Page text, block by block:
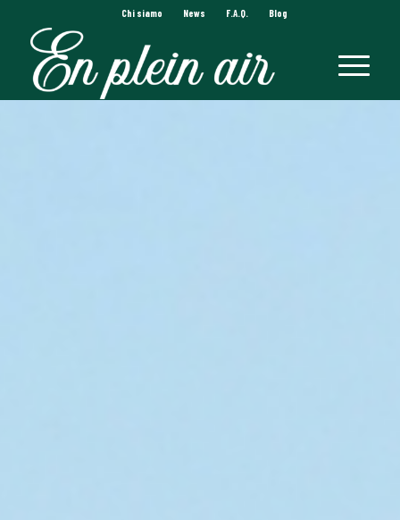
Chi siamo News F.A.Q. Blog